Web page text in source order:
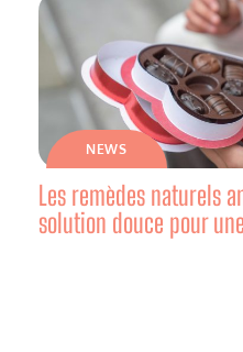
NEWS
Les remèdes naturels
solution douce pour